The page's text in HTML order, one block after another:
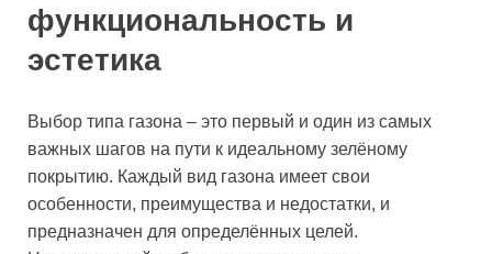
функциональность и
эстетика
Выбор типа газона – это первый и один из самых
важных шагов на пути к идеальному зелёному
покрытию. Каждый вид газона имеет свои
особенности, преимущества и недостатки, и
предназначен для определённых целей.